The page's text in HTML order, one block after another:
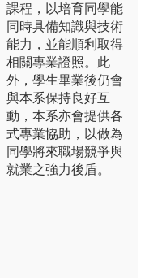
課程，以培育同學能
同時具備知識與技術
能力，並能順利取得
相關專業證照。此
外，學生畢業後仍會
與本系保持良好互
動，本系亦會提供各
式專業協助，以做為
同學將來職場競爭與
就業之強力後盾。